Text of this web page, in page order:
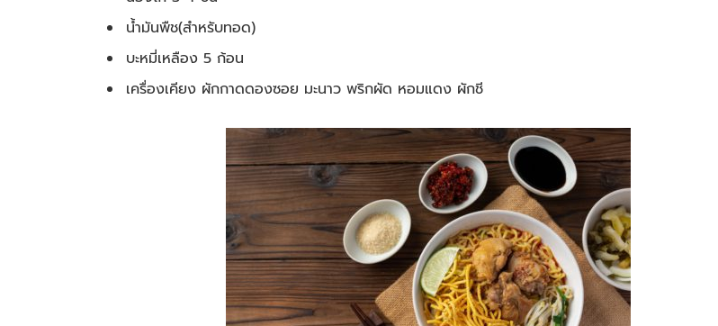
น้ำมันพืช(สำหรับทอด)
บะหมี่เหลือง 5 ก้อน
เครื่องเคียง ผักกาดดองซอย มะนาว พริกผัด หอมแดง ผักชี